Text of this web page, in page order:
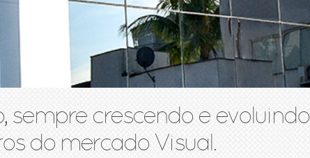
sempre crescendo e evoluindo
do mercado Visual.